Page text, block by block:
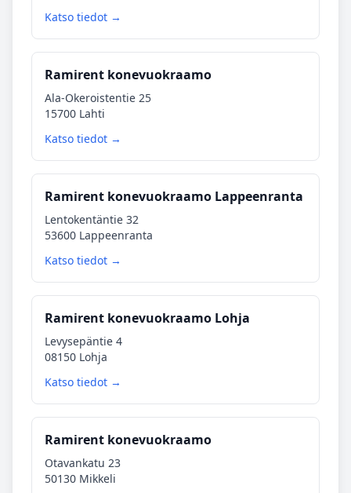
Katso tiedot →
Ramirent konevuokraamo
Ala-Okeroistentie 25
15700 Lahti
Katso tiedot →
Ramirent konevuokraamo Lappeenranta
Lentokentäntie 32
53600 Lappeenranta
Katso tiedot →
Ramirent konevuokraamo Lohja
Levysepäntie 4
08150 Lohja
Katso tiedot →
Ramirent konevuokraamo
Otavankatu 23
50130 Mikkeli